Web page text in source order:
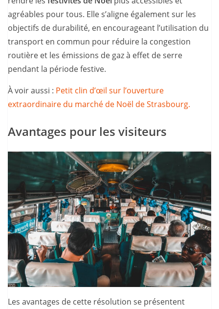
agréables pour tous. Elle s’aligne également sur les
objectifs de durabilité, en encourageant l’utilisation du
transport en commun pour réduire la congestion
routière et les émissions de gaz à effet de serre
pendant la période festive.
À voir aussi : Petit clin d’œil sur l’ouverture
extraordinaire du marché de Noël de Strasbourg.
Avantages pour les visiteurs
Les avantages de cette résolution se présentent